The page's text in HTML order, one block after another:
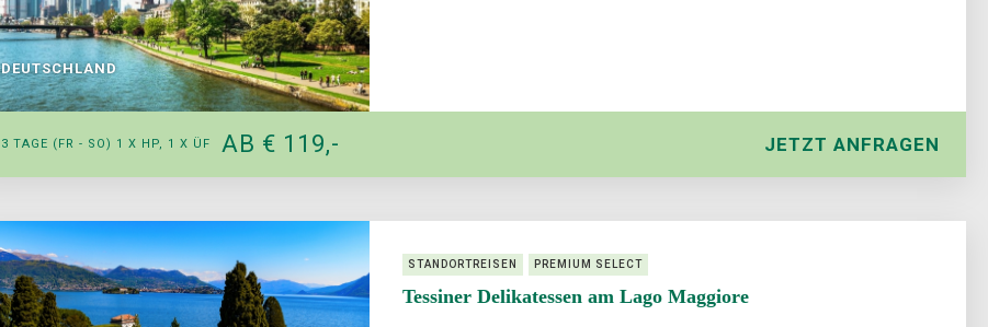
DEUTSCHLAND
JETZT ANFRAGEN
3 TAGE (FR - SO) 1 X HP, 1 X ÜF AB € 119,-
STANDORTREISEN PREMIUM SELECT
Tessiner Delikatessen am Lago Maggiore